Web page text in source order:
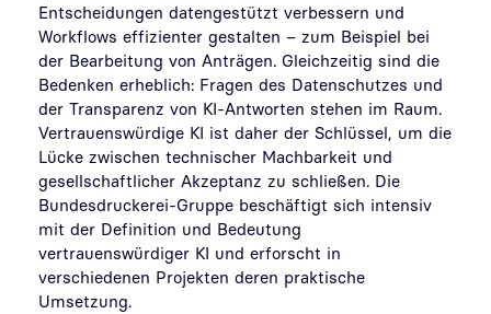
Entscheidungen datengestützt verbessern und
Workflows effizienter gestalten – zum Beispiel bei
der Bearbeitung von Anträgen. Gleichzeitig sind die
Bedenken erheblich: Fragen des Datenschutzes und
der Transparenz von KI-Antworten stehen im Raum.
Vertrauenswürdige KI ist daher der Schlüssel, um die
Lücke zwischen technischer Machbarkeit und
gesellschaftlicher Akzeptanz zu schließen. Die
Bundesdruckerei-Gruppe beschäftigt sich intensiv
mit der Definition und Bedeutung
vertrauenswürdiger KI und erforscht in
verschiedenen Projekten deren praktische
Umsetzung.